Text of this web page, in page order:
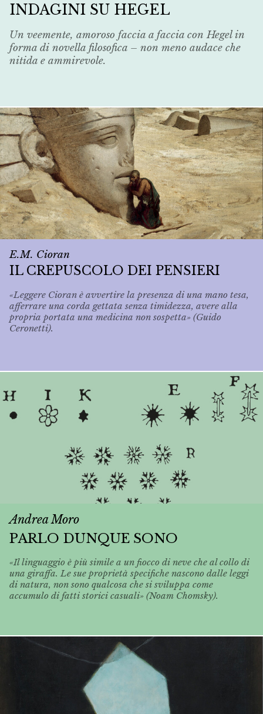
INDAGINI SU HEGEL
Un veemente, amoroso faccia a faccia con Hegel in
forma di novella filosofica – non meno audace che
nitida e ammirevole.
E.M. Cioran
IL CREPUSCOLO DEI PENSIERI
«Leggere Cioran è avvertire la presenza di una mano tesa,
afferrare una corda gettata senza timidezza, avere alla
propria portata una medicina non sospetta» (Guido
Ceronetti).
Andrea Moro
PARLO DUNQUE SONO
«Il linguaggio è più simile a un fiocco di neve che al collo di
una giraffa. Le sue proprietà specifiche nascono dalle leggi
di natura, non sono qualcosa che si sviluppa come
accumulo di fatti storici casuali» (Noam Chomsky).